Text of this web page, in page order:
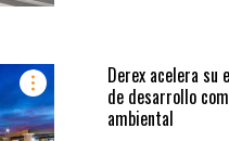
Derex acelera su
de desarrollo
ambiental